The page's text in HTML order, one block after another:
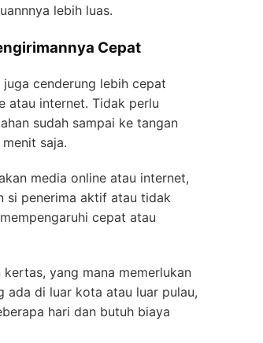
lebih luas.
Cepat
juga cenderung lebih cepat
atau internet. Tidak perlu
sudah sampai ke tangan
saja.
media online atau internet,
si penerima aktif atau tidak
cepat atau
yang mana memerlukan
ada di luar kota atau luar pulau,
hari dan butuh biaya